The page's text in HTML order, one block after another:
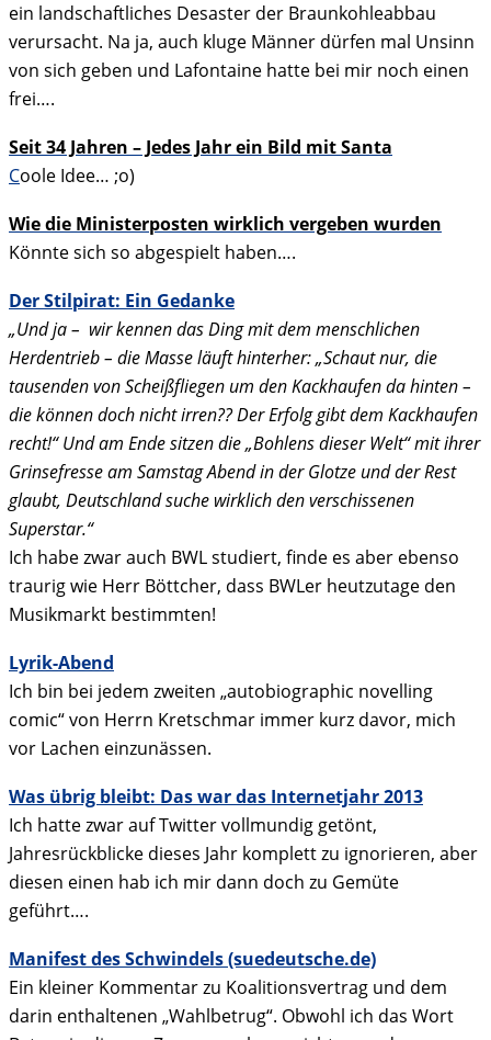
ein landschaftliches Desaster der Braunkohleabbau
verursacht. Na ja, auch kluge Männer dürfen mal Unsinn
von sich geben und Lafontaine hatte bei mir noch einen
frei….
Seit 34 Jahren – Jedes Jahr ein Bild mit Santa
Coole Idee… ;o)
Wie die Ministerposten wirklich vergeben wurden
Könnte sich so abgespielt haben….
Der Stilpirat: Ein Gedanke
„Und ja – wir kennen das Ding mit dem menschlichen
Herdentrieb – die Masse läuft hinterher: „Schaut nur, die
tausenden von Scheißfliegen um den Kackhaufen da hinten –
die können doch nicht irren?? Der Erfolg gibt dem Kackhaufen
recht!“ Und am Ende sitzen die „Bohlens dieser Welt“ mit ihrer
Grinsefresse am Samstag Abend in der Glotze und der Rest
glaubt, Deutschland suche wirklich den verschissenen
Superstar.“
Ich habe zwar auch BWL studiert, finde es aber ebenso
traurig wie Herr Böttcher, dass BWLer heutzutage den
Musikmarkt bestimmten!
Lyrik-Abend
Ich bin bei jedem zweiten „autobiographic novelling
comic“ von Herrn Kretschmar immer kurz davor, mich
vor Lachen einzunässen.
Was übrig bleibt: Das war das Internetjahr 2013
Ich hatte zwar auf Twitter vollmundig getönt,
Jahresrückblicke dieses Jahr komplett zu ignorieren, aber
diesen einen hab ich mir dann doch zu Gemüte
geführt….
Manifest des Schwindels (suedeutsche.de)
Ein kleiner Kommentar zu Koalitionsvertrag und dem
darin enthaltenen „Wahlbetrug“. Obwohl ich das Wort